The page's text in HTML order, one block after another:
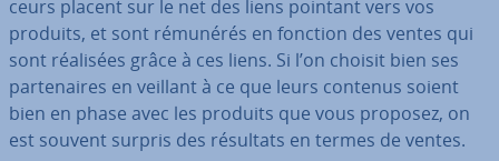
ceurs placent sur le net des liens pointant vers vos
produits, et sont rémunérés en fonction des ventes qui
sont réalisées grâce à ces liens. Si l’on choisit bien ses
par­te­naires en veillant à ce que leurs contenus soient
bien en phase avec les produits que vous proposez, on
est souvent surpris des résultats en termes de ventes.